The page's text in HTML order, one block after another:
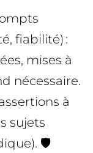
fiabilité) :
mises à
nécessaire.
à
sujets
🛡️